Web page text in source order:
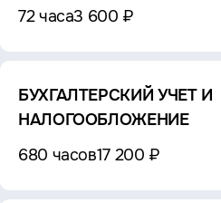
72 часа3 600 ₽
БУХГАЛТЕРСКИЙ УЧЕТ И
НАЛОГООБЛОЖЕНИЕ
680 часов17 200 ₽